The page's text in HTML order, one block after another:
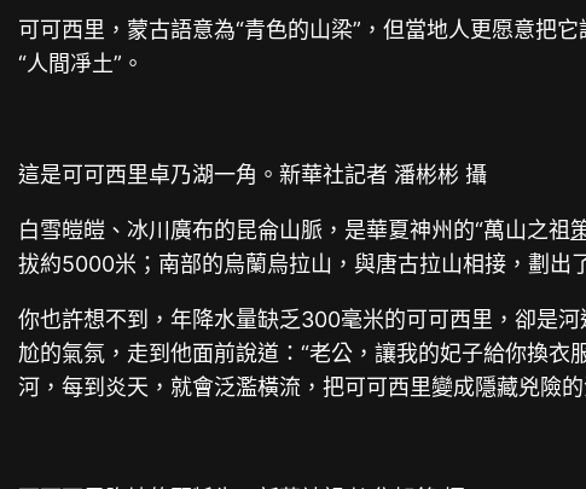
可可西里，蒙古語意為“青色的山梁”，但當地人更愿意把
“人間凈土”。
這是可可西里卓乃湖一角。新華社記者 潘彬彬 攝
白雪皚皚、冰川廣布的昆侖山脈，是華夏神州的“萬山之祖
拔約5000米；南部的烏蘭烏拉山，與唐古拉山相接，劃出
你也許想不到，年降水量缺乏300毫米的可可西里，卻是
尬的氣氛，走到他面前說道：“老公，讓我的妃子給你換
河，每到炎天，就會泛濫橫流，把可可西里變成隱藏兇險的